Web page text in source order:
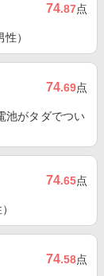
74.87点
）
74.69点
池がタダでつい
74.65点
74.58点